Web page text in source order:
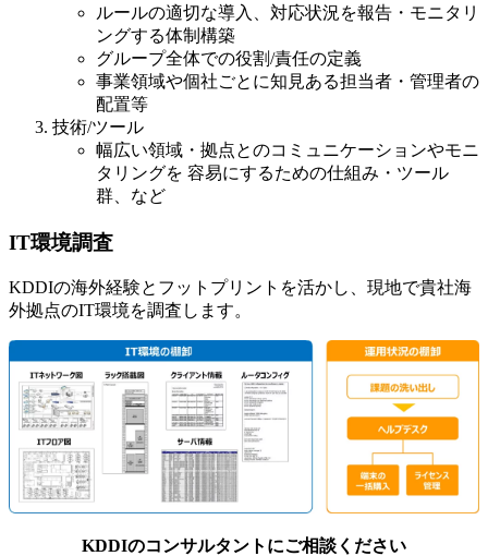
ルールの適切な導入、対応状況を報告・モニタリ
ングする体制構築
グループ全体での役割/責任の定義
事業領域や個社ごとに知見ある担当者・管理者の
配置等
技術/ツール
幅広い領域・拠点とのコミュニケーションやモニ
タリングを 容易にするための仕組み・ツール
群、など
IT環境調査
KDDIの海外経験とフットプリントを活かし、現地で貴社海
外拠点のIT環境を調査します。
KDDIのコンサルタントにご相談ください